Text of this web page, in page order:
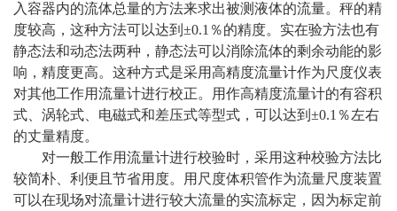
入容器内的流体总量的方法来求出被测液体的流量。秤的精
度较高，这种方法可以达到±0.1％的精度。实在验方法也有
静态法和动态法两种，静态法可以消除流体的剩余动能的影
响，精度更高。这种方式是采用高精度流量计作为尺度仪表
对其他工作用流量计进行校正。用作高精度流量计的有容积
式、涡轮式、电磁式和差压式等型式，可以达到±0.1％左右
的丈量精度。
对一般工作用流量计进行校验时，采用这种校验方法比
较简朴、利便且节省用度。用尺度体积管作为流量尺度装置
可以在现场对流量计进行较大流量的实流标定，因为标定前